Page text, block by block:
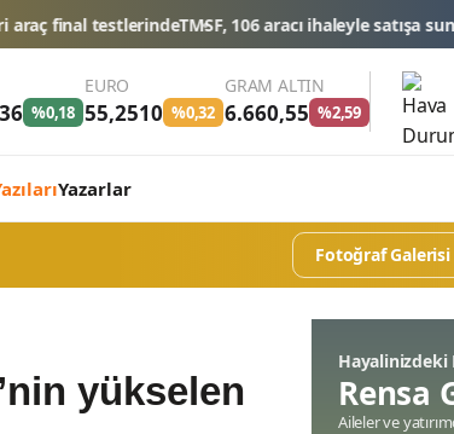
106 aracı ihaleyle satışa sunacakDüğün konvoyuna
%0,18
EURO
55,2510 %0,32
GRAM ALTIN
6.660,55 %2,59
Yazarlar
Fotoğraf Galerisi
yükselen
Hayalinizdeki
Rensa
Aileler ve